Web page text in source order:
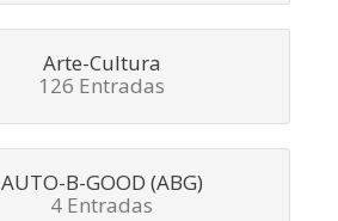
Arte-Cultura
126 Entradas
AUTO-B-GOOD (ABG)
4 Entradas